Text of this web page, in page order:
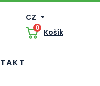
CZ
0 Košík